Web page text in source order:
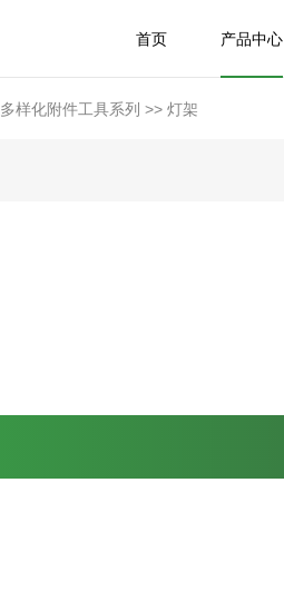
首页 产品中心
多样化附件工具系列 >>灯架